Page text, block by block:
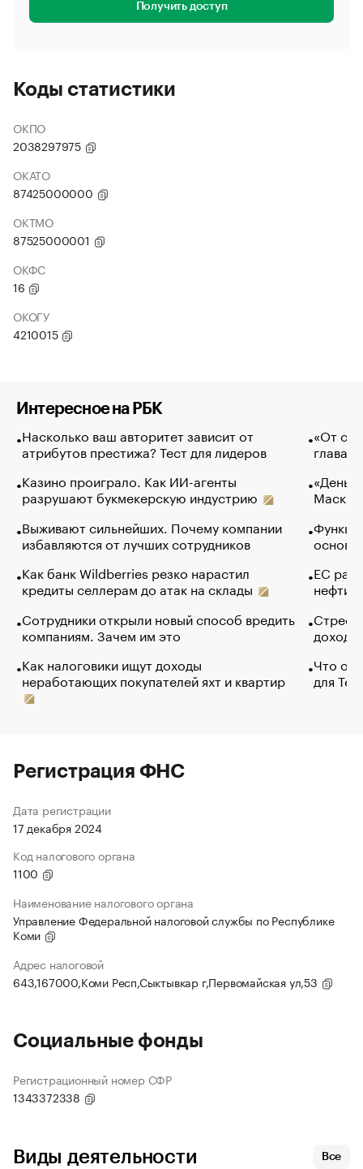
Получить доступ
Коды статистики
ОКПО
2038297975
ОКАТО
87425000000
ОКТМО
87525000001
ОКФС
16
ОКОГУ
4210015
Интересное на РБК
Насколько ваш авторитет зависит от
атрибутов престижа? Тест для лидеров
Казино проиграло. Как ИИ-агенты
разрушают букмекерскую индустрию
Выживают сильнейших. Почему компании
избавляются от лучших сотрудников
Как банк Wildberries резко нарастил
кредиты селлерам до атак на склады
Сотрудники открыли новый способ вредить
компаниям. Зачем им это
Как налоговики ищут доходы
неработающих покупателей яхт и квартир
«От
глава
Маск в
основ
ЕС
нефти
Что
для
Регистрация ФНС
Дата регистрации
17 декабря 2024
Код налогового органа
1100
Наименование налогового органа
Управление Федеральной налоговой службы по Республике
Коми
Адрес налоговой
643,167000,Коми Респ,Сыктывкар г,Первомайская ул,53
Социальные фонды
Регистрационный номер СФР
1343372338
Виды деятельности Все